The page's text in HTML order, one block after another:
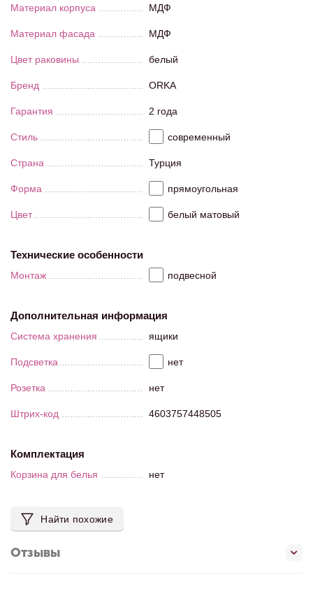
Материал корпуса МДФ
Материал фасада МДФ
Цвет раковины белый
Бренд ORKA
Гарантия 2 года
Стиль современный
Страна Турция
Форма прямоугольная
Цвет белый матовый
Технические особенности
Монтаж подвесной
Дополнительная информация
Система хранения ящики
Подсветка нет
Розетка нет
Штрих-код 4603757448505
Комплектация
Корзина для белья нет
Найти похожие
Отзывы